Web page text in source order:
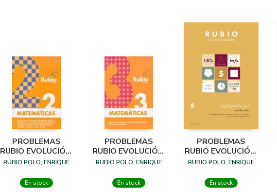
PROBLEMAS
RUBIO EVOLUCIÓN,
N. 2
RUBIO POLO, ENRIQUE
En stock
PROBLEMAS
RUBIO EVOLUCIÓN,
N. 3
RUBIO POLO, ENRIQUE
En stock
PROBLEMAS
RUBIO EVOLUCIÓN,
N. 5
RUBIO POLO, ENRIQUE
En stock